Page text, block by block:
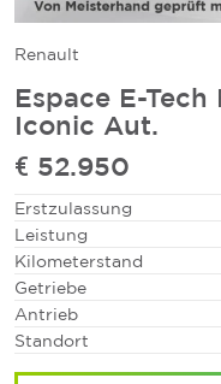
Renault
Espace E-
Iconic Aut.
€ 52.950
Erstzulassung
Leistung
Kilometerstand
Getriebe
Antrieb
Standort